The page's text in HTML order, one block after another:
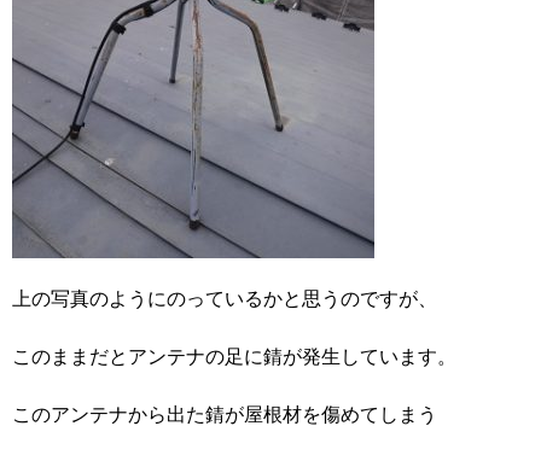
上の写真のようにのっているかと思うのですが、
このままだとアンテナの足に錆が発生しています。
このアンテナから出た錆が屋根材を傷めてしまう